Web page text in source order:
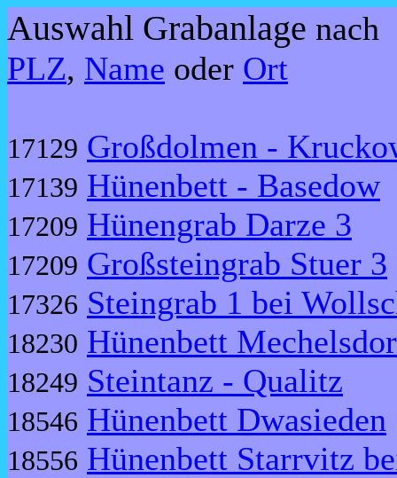
Auswahl Grabanlage nach
PLZ, Name oder Ort
17129 Großdolmen -
17139 Hünenbett - Basedow
17209 Hünengrab Darze 3
17209 Großsteingrab Stuer 3
17326 Steingrab 1 bei
18230 Hünenbett
18249 Steintanz - Qualitz
18546 Hünenbett Dwasieden
18556 Hünenbett Starrvitz